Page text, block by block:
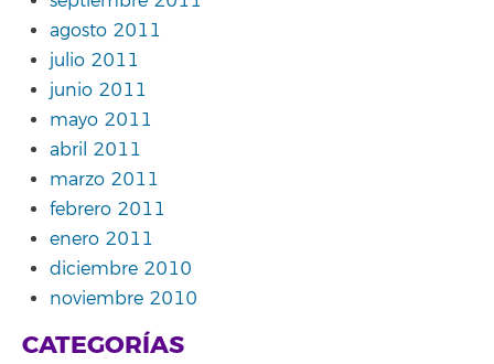
agosto 2011
julio 2011
junio 2011
mayo 2011
abril 2011
marzo 2011
febrero 2011
enero 2011
diciembre 2010
noviembre 2010
CATEGORÍAS